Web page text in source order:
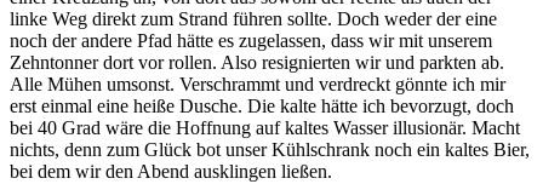
linke Weg direkt zum Strand führen sollte. Doch weder der eine
noch der andere Pfad hätte es zugelassen, dass wir mit unserem
Zehntonner dort vor rollen. Also resignierten wir und parkten ab.
Alle Mühen umsonst. Verschrammt und verdreckt gönnte ich mir
erst einmal eine heiße Dusche. Die kalte hätte ich bevorzugt, doch
bei 40 Grad wäre die Hoffnung auf kaltes Wasser illusionär. Macht
nichts, denn zum Glück bot unser Kühlschrank noch ein kaltes Bier,
bei dem wir den Abend ausklingen ließen.